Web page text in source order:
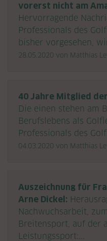
vorerst nicht am
Hervorragende
Professionals des
bisher vorgesehen,
28.05.2020 von Matthias
40 Jahre Mitglied
Die einen stehen am
Berufslebens als
Professionals des
04.03.2020 von Matthias
Auszeichnung für
Arne Dickel:
Nachwuchsarbeit,
Breitensport, auf der
Leistungssport:...